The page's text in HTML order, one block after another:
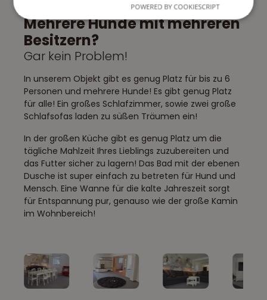
Mehrere Hunde mit mehreren
Besitzern?
Gar kein Problem!
In unserem Objekt gibt es genug Platz für bis zu 6
Personen und mehrere Hunde! Es gibt genug Platz
für alle! Ein großes Schlafzimmer, sowie zwei große
Schlafsofas laden zu süßen Träumen ein!
In der großen Küche gibt es genug Platz um die
tägliche Mahlzeit Ihres Lieblings zuzubereiten und
das Futter sicher zu lagern! Das Bad mit der ebenen
Dusche ist super einfach zu betreten für Hund und
Mensch. Eine Wanne für die kalte Jahreszeit sorgt
für Entspannung pur, genauso wie der große Kamin
im Wohnbereich!
POWERED BY COOKIESCRIPT